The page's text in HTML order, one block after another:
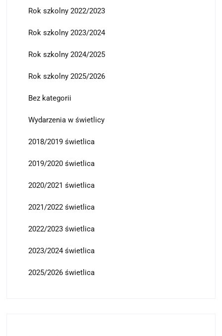
Rok szkolny 2022/2023
Rok szkolny 2023/2024
Rok szkolny 2024/2025
Rok szkolny 2025/2026
Bez kategorii
Wydarzenia w świetlicy
2018/2019 świetlica
2019/2020 świetlica
2020/2021 świetlica
2021/2022 świetlica
2022/2023 świetlica
2023/2024 świetlica
2025/2026 świetlica